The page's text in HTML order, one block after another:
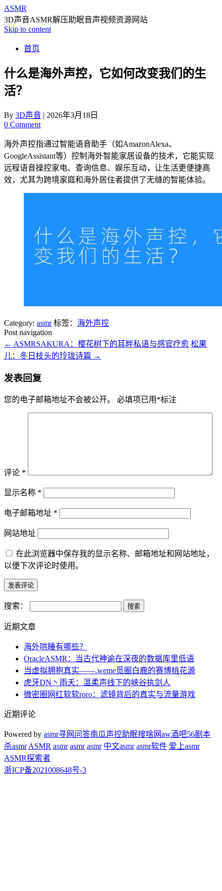
ASMR
3D声音ASMR解压助眠音声视频资源网站
Skip to content
首页
什么是海外声控，它如何改变我们的生
活？
By 3D声音 | 2026年3月18日
0 Comment
海外声控指通过智能语音助手（如AmazonAlexa、
GoogleAssistant等）控制海外智能家居设备的技术，它能实现
远程语音操控家电、查询信息、娱乐互动，让生活更便捷高
效，尤其为跨境家庭和海外居住者提供了无缝的智能体验。
Category: asmr 标签： 海外声控
Post navigation
← ASMRSAKURA：樱花树下的耳畔私语与感官疗愈 松果
儿：冬日枝头的玲珑诗篇 →
发表回复
您的电子邮箱地址不会被公开。 必填项已用 *标注
评论 *
显示名称 *
电子邮箱地址 *
网站地址
在此浏览器中保存我的显示名称、邮箱地址和网站地址，
以便下次评论时使用。
搜索：
近期文章
海外哄睡有哪些？
OracleASMR：当古代神谕在深夜的数据库里低语
当虚拟拥抱真实——.weme觅圈白鹿的赛博桃花源
虎牙DN丶雨夭：温柔声线下的峡谷执剑人
微密圈网红软软roro：滤镜背后的真实与流量游戏
近期评论
Powered by asmr寻网问答南瓜声控助眠搜啥网aw酒吧56剧本
杀asmr ASMR asmr asmr asmr 中文asmr asmr软件 爱上asmr
ASMR探索者
浙ICP备2021008648号-3